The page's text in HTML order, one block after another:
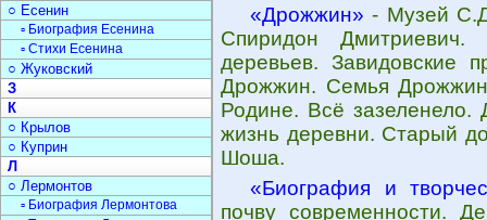
«Дрожжин» - Музей
Спиридон
деревьев. Завидовские
Дрожжин. Семья
Родине. Всё зазеленело.
жизнь деревни. Старый
Шоша.
«Биография и
почву современности.
○ Есенин
▫ Биография Есенина
▫ Стихи Есенина
○ Жуковский
З
К
○ Крылов
○ Куприн
Л
○ Лермонтов
▫ Биография Лермонтова